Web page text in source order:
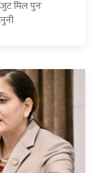
मिल पुनः